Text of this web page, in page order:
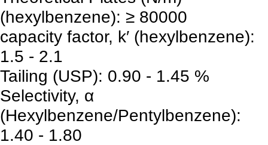
(hexylbenzene): ≥ 80000
capacity factor, k′ (hexylbenzene):
1.5 - 2.1
Tailing (USP): 0.90 - 1.45 %
Selectivity, α
(Hexylbenzene/Pentylbenzene):
1.40 - 1.80